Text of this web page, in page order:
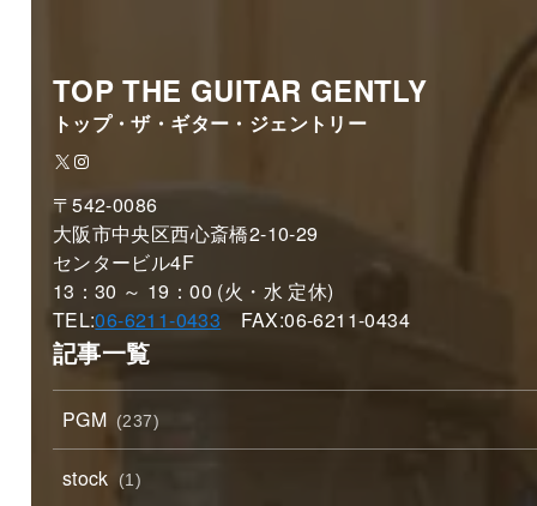
TOP THE GUITAR GENTLY
トップ・ザ・ギター・ジェントリー
X Instagram
〒542-0086
大阪市中央区西心斎橋2-10-29
センタービル4F
13：30 ～ 19：00 (火・水 定休)
TEL:06-6211-0433 FAX:06-6211-0434
記事一覧
PGM (237)
stock (1)